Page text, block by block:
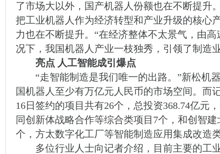
了市场大以外，国产机器人份额也在不断提升
把工业机器人作为经济转型和产业升级的核心
力也在不断提升。“在经济整体不太景气，由
况下，我国机器人产业一枝独秀，引领了制造
亮点 人工智能成引爆点
“走智能制造是我们唯一的出路。”新松机
国机器人至少有万亿元人民币的市场空间。而
16日签约的项目共有26个，总投资368.74亿元
同创新体战略合作等综合类项目7个，和创智
个，方太数字化工厂等智能制造应用集成改造
多位行业人士向记者介绍，目前主要的工